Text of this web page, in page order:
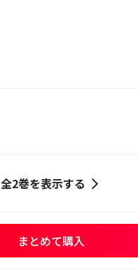
全2巻を表示する
まとめて購入